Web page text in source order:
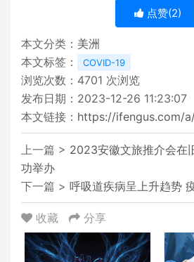
点赞(2)
本文分类： 美洲
本文标签：
COVID-19
浏览次数： 4701 次浏览
发布日期：2023-12-26 11:23:07
本文链接： https://ifengus.com/
上一篇 > 2023安徽文旅推介会在
功举办
下一篇 > 呼吸道疾病呈上升趋势
收藏 分享